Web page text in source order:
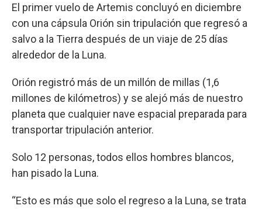
El primer vuelo de Artemis concluyó en diciembre
con una cápsula Orión sin tripulación que regresó a
salvo a la Tierra después de un viaje de 25 días
alrededor de la Luna.
Orión registró más de un millón de millas (1,6
millones de kilómetros) y se alejó más de nuestro
planeta que cualquier nave espacial preparada para
transportar tripulación anterior.
Solo 12 personas, todos ellos hombres blancos,
han pisado la Luna.
“Esto es más que solo el regreso a la Luna, se trata